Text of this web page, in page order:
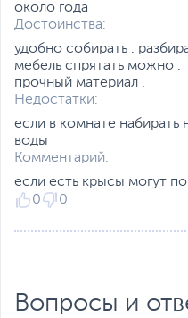
могут отличаться от указанных
производителем без отражения в
около года
Достоинства:
удобно собирать .
мебель спрятать можно .
прочный материал .
Недостатки:
если в комнате набирать
воды
Комментарий:
если есть крысы могут
0
0
Вопросы и